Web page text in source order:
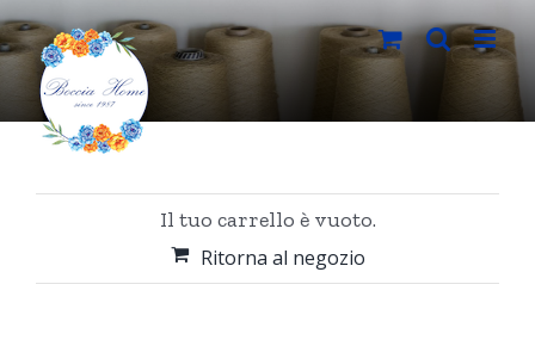
Salta
al
contenuto
Il tuo carrello è vuoto.
Ritorna al negozio